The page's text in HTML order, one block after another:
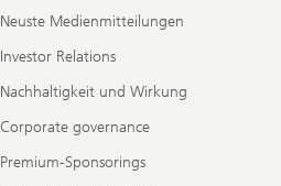
Neuste Medienmitteilungen
Investor Relations
Nachhaltigkeit und Wirkung
Corporate governance
Premium-Sponsorings